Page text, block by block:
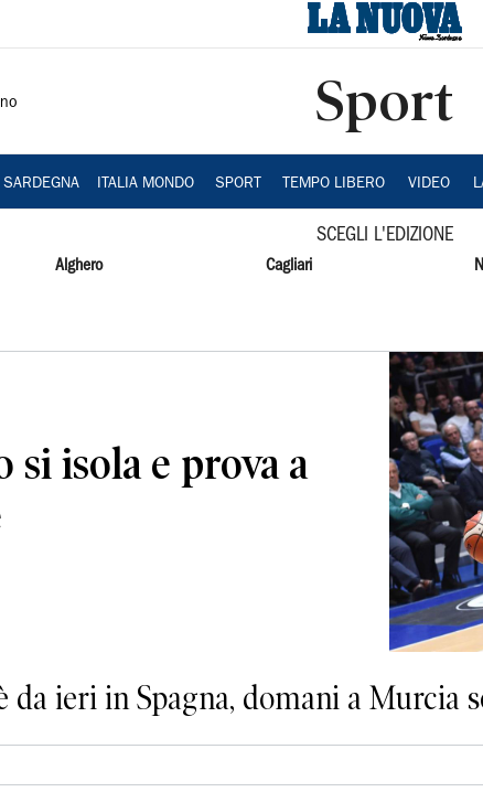
Sport
SARDEGNA ITALIA MONDO SPORT TEMPO LIBERO VIDEO
SCEGLI L'EDIZIONE
Alghero Cagliari
isola e prova a
da ieri in Spagna, domani a Murcia